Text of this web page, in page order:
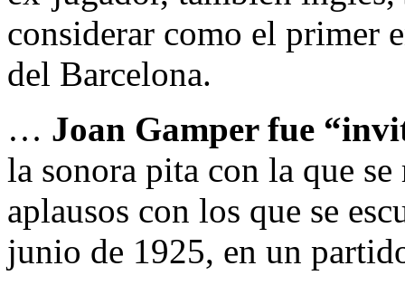
considerar como el primer
del Barcelona.
… Joan Gamper fue
la sonora pita con la que
aplausos con los que se
junio de 1925, en un